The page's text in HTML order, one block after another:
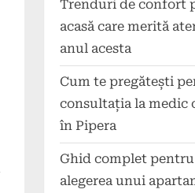
Trenduri de confort
acasă care merită
anul acesta
Cum te pregătești
consultația la medic
în Pipera
Ghid complet pentru
alegerea unui